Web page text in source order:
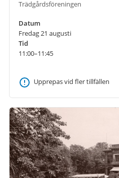
Trädgårdsföreningen
Datum
Fredag 21 augusti
Tid
11:00–11:45
Upprepas vid fler tillfällen